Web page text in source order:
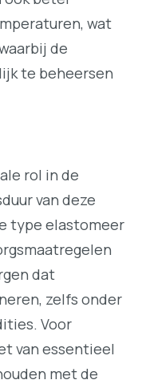
wat
de
te beheersen
rol in de
van deze
type elastomeer
dat
zelfs onder
Voor
van essentieel
met de